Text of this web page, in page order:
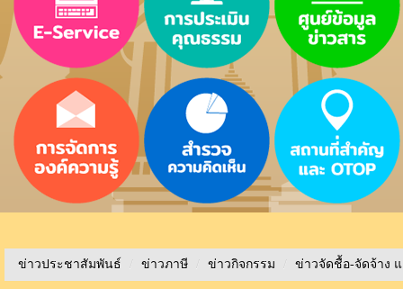
ข่าวประชาสัมพันธ์ / ข่าวภาษี / ข่าวกิจกรรม / ข่าวจัดชื้อ-จัดจ้าง